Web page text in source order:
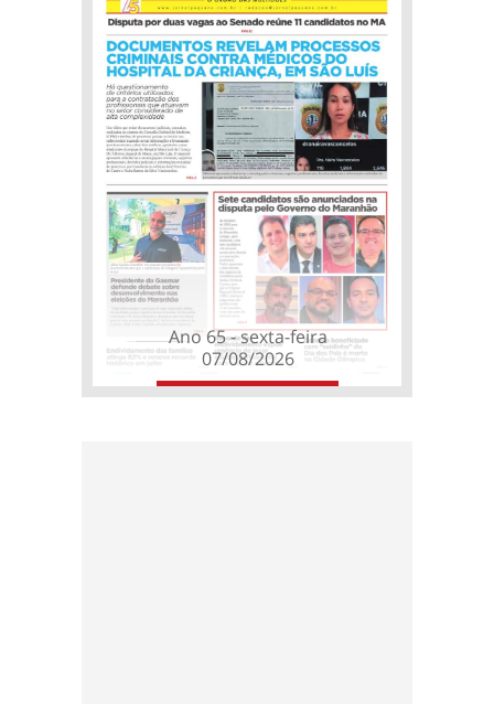
Ano 65 - sexta-feira
07/08/2026